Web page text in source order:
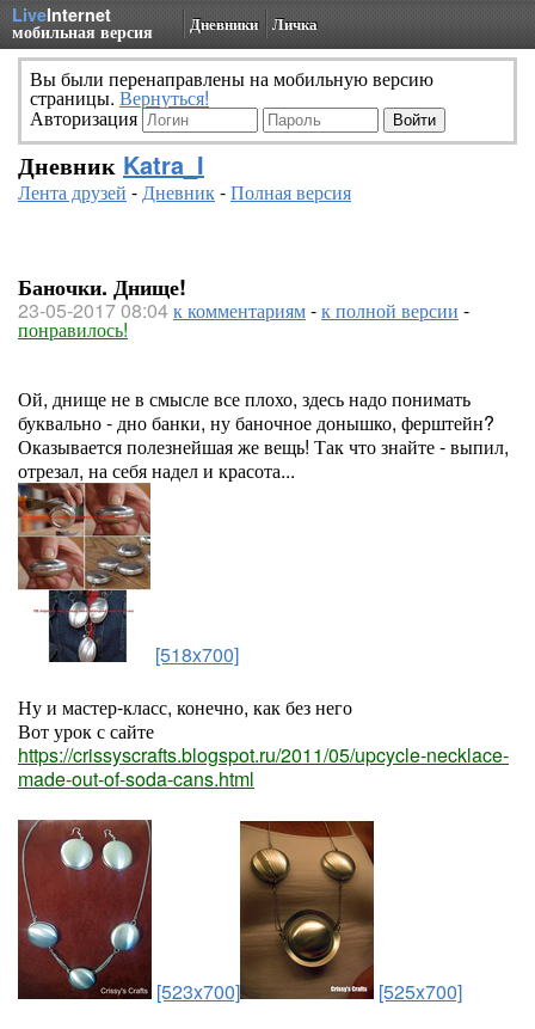
LiveInternet
мобильная версия Дневники Личка
Вы были перенаправлены на мобильную версию
страницы. Вернуться!
Авторизация
Дневник Katra_I
Лента друзей -Дневник-Полная версия
Баночки. Днище!
23-05-2017 08:04к комментариям-к полной версии -
понравилось!
Ой, днище не в смысле все плохо, здесь надо понимать
буквально - дно банки, ну баночное донышко, ферштейн?
Оказывается полезнейшая же вещь! Так что знайте - выпил,
отрезал, на себя надел и красота...
[518x700]
Ну и мастер-класс, конечно, как без него
Вот урок с сайте
https://crissyscrafts.blogspot.ru/2011/05/upcycle-necklace-
made-out-of-soda-cans.html
[523x700]
[525x700]